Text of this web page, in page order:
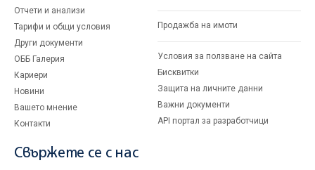
Отчети и анализи
Тарифи и общи условия
Други документи
ОББ Галерия
Кариери
Новини
Вашето мнение
Контакти
Продажба на имоти
Условия за ползване на сайта
Бисквитки
Защита на личните данни
Важни документи
API портал за разработчици
Свържете се с нас